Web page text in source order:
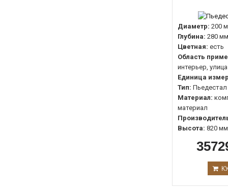
Диаметр: 200
Глубина: 280 мм
Цветная: есть
Область
интерьер, улица
Единица
Тип: Пьедестал
Материал:
материал
Высота: 820 мм